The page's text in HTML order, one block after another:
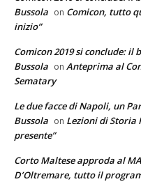
Bussola on Comicon, tutto
inizio”
Comicon 2019 si conclude: il
Bussola on Anteprima al
Sematary
Le due facce di Napoli, un
Bussola on Lezioni di Storia
presente”
Corto Maltese approda al
D’Oltremare, tutto il